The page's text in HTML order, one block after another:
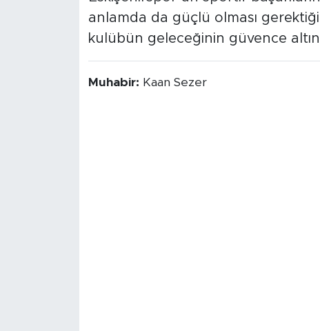
anlamda da güçlü olması
kulübün geleceğinin güvence
Muhabir: Kaan Sezer